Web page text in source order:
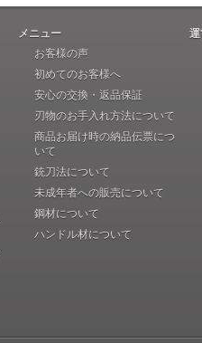
メニュー
お客様の声
初めてのお客様へ
安心の交換・返品保証
刃物のお手入れ方法について
商品お届け時の納品伝票につ
いて
銃刀法について
未成年者への販売について
鋼材について
ハンドル材について